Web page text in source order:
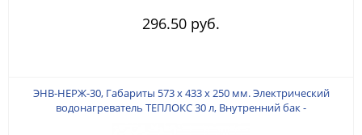
296.50 руб.
ЭНВ-НЕРЖ-30, Габариты 573 х 433 х 250 мм. Электрический
водонагреватель ТЕПЛОКС 30 л, Внутренний бак -